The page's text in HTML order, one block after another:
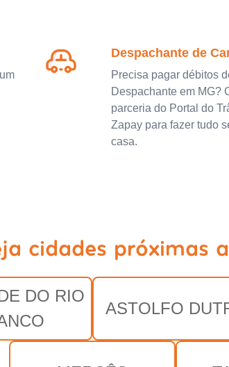
Despachante de
Precisa pagar débitos
Despachante em MG?
parceria do Portal do
Zapay para fazer tudo
casa.
cidades próximas
DO RIO
ASTOLFO